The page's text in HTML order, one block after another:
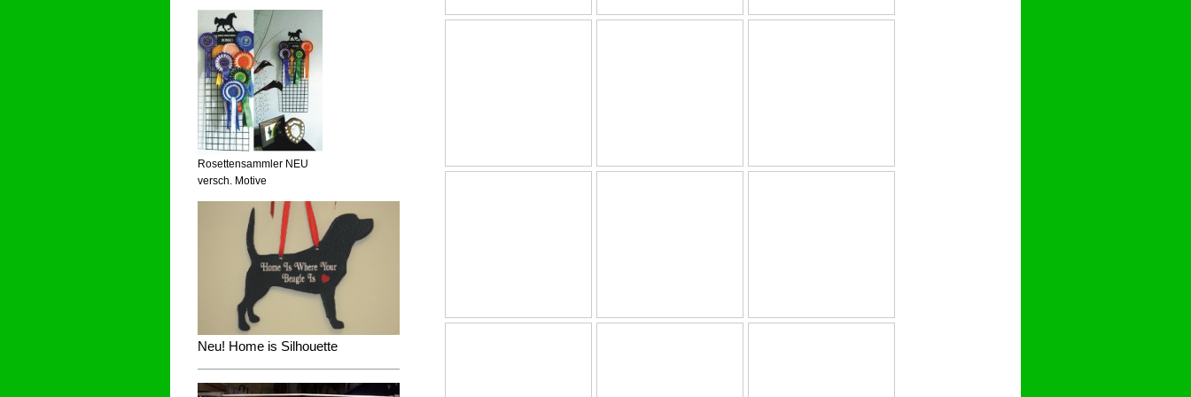
Rosettensammler NEU
versch. Motive
Neu! Home is Silhouette